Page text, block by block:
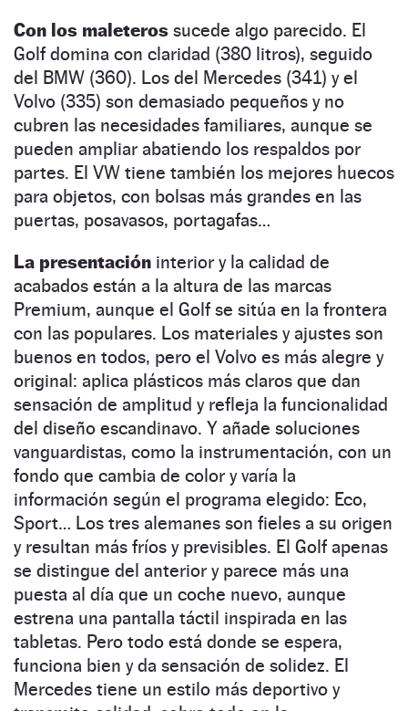
Con los maleteros sucede algo parecido. El
Golf domina con claridad (380 litros), seguido
del BMW (360). Los del Mercedes (341) y el
Volvo (335) son demasiado pequeños y no
cubren las necesidades familiares, aunque se
pueden ampliar abatiendo los respaldos por
partes. El VW tiene también los mejores huecos
para objetos, con bolsas más grandes en las
puertas, posavasos, portagafas…
La presentación interior y la calidad de
acabados están a la altura de las marcas
Premium, aunque el Golf se sitúa en la frontera
con las populares. Los materiales y ajustes son
buenos en todos, pero el Volvo es más alegre y
original: aplica plásticos más claros que dan
sensación de amplitud y refleja la funcionalidad
del diseño escandinavo. Y añade soluciones
vanguardistas, como la instrumentación, con un
fondo que cambia de color y varía la
información según el programa elegido: Eco,
Sport… Los tres alemanes son fieles a su origen
y resultan más fríos y previsibles. El Golf apenas
se distingue del anterior y parece más una
puesta al día que un coche nuevo, aunque
estrena una pantalla táctil inspirada en las
tabletas. Pero todo está donde se espera,
funciona bien y da sensación de solidez. El
Mercedes tiene un estilo más deportivo y